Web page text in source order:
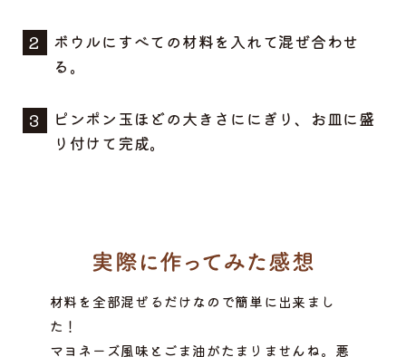
ボウルにすべての材料を入れて混ぜ合わせ
る。
ピンポン玉ほどの大きさににぎり、お皿に盛
り付けて完成。
材料を全部混ぜるだけなので簡単に出来まし
た！
マヨネーズ風味とごま油がたまりませんね。悪